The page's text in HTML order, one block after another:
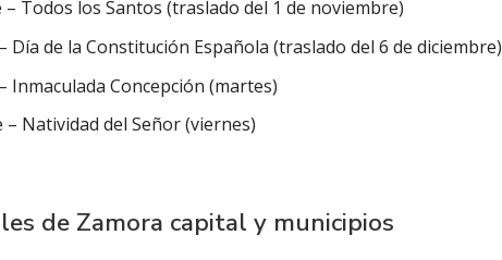
Todos los Santos (traslado del 1 de noviembre)
Día de la Constitución Española (traslado del 6 de diciembre)
Inmaculada Concepción (martes)
– Natividad del Señor (viernes)
de Zamora capital y municipios